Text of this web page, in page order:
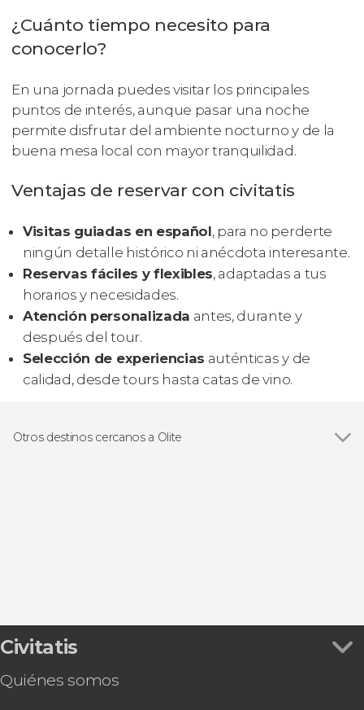
¿Cuánto tiempo necesito para
conocerlo?
En una jornada puedes visitar los principales
puntos de interés, aunque pasar una noche
permite disfrutar del ambiente nocturno y de la
buena mesa local con mayor tranquilidad.
Ventajas de reservar con civitatis
Visitas guiadas en español, para no perderte
ningún detalle histórico ni anécdota interesante.
Reservas fáciles y flexibles, adaptadas a tus
horarios y necesidades.
Atención personalizada antes, durante y
después del tour.
Selección de experiencias auténticas y de
calidad, desde tours hasta catas de vino.
Otros destinos cercanos a Olite
Civitatis
Quiénes somos